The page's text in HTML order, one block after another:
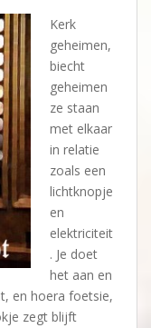
Kerk
geheimen,
biecht
geheimen
ze staan
met elkaar
in relatie
zoals een
lichtknopje
en
elektriciteit
. Je doet
het aan en
en hoera foetsie,
zegt blijft